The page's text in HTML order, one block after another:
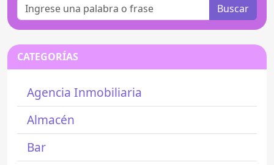
Buscar
CATEGORÍAS
Agencia Inmobiliaria
Almacén
Bar